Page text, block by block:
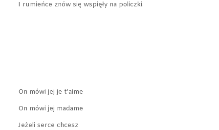
I rumieńce znów się wspięły na policzki.
On mówi jej je t’aime
On mówi jej madame
Jeżeli serce chcesz